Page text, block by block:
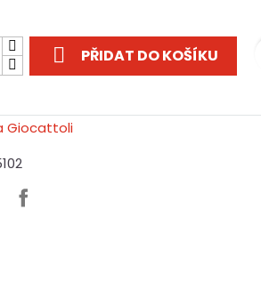
 PŘIDAT DO KOŠÍKU